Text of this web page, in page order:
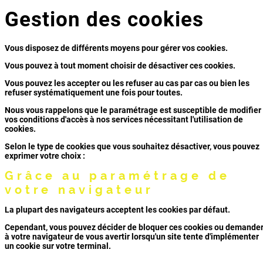
Gestion des cookies
Vous disposez de différents moyens pour gérer vos cookies.
Vous pouvez à tout moment choisir de désactiver ces cookies.
Vous pouvez les accepter ou les refuser au cas par cas ou bien les
refuser systématiquement une fois pour toutes.
Nous vous rappelons que le paramétrage est susceptible de modifier
vos conditions d'accès à nos services nécessitant l'utilisation de
cookies.
Selon le type de cookies que vous souhaitez désactiver, vous pouvez
exprimer votre choix :
Grâce au paramétrage de
votre navigateur
La plupart des navigateurs acceptent les cookies par défaut.
Cependant, vous pouvez décider de bloquer ces cookies ou demander
à votre navigateur de vous avertir lorsqu'un site tente d'implémenter
un cookie sur votre terminal.